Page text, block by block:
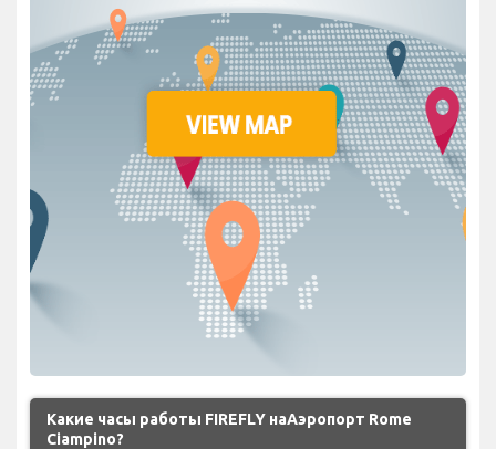
Какие часы работы FIREFLY наАэропорт Rome
Ciampino?